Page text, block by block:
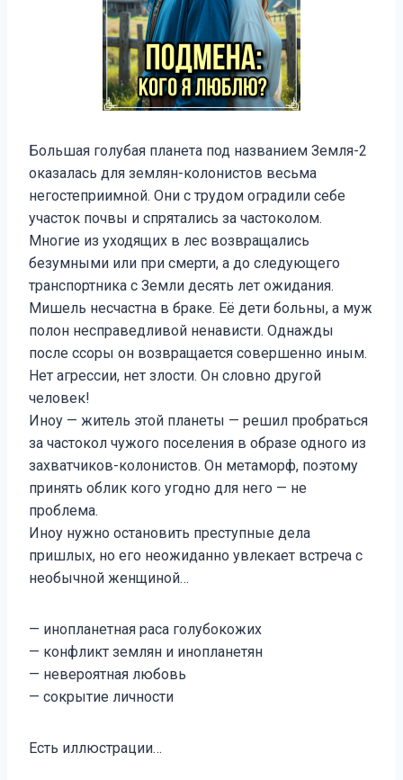
Большая голубая планета под названием Земля-2
оказалась для землян-колонистов весьма
негостеприимной. Они с трудом оградили себе
участок почвы и спрятались за частоколом.
Многие из уходящих в лес возвращались
безумными или при смерти, а до следующего
транспортника с Земли десять лет ожидания.
Мишель несчастна в браке. Её дети больны, а муж
полон несправедливой ненависти. Однажды
после ссоры он возвращается совершенно иным.
Нет агрессии, нет злости. Он словно другой
человек!
Иноу — житель этой планеты — решил пробраться
за частокол чужого поселения в образе одного из
захватчиков-колонистов. Он метаморф, поэтому
принять облик кого угодно для него — не
проблема.
Иноу нужно остановить преступные дела
пришлых, но его неожиданно увлекает встреча с
необычной женщиной…
— инопланетная раса голубокожих
— конфликт землян и инопланетян
— невероятная любовь
— сокрытие личности
Есть иллюстрации…